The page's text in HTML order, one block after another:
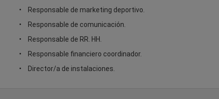
Responsable de marketing deportivo.
Responsable de comunicación.
Responsable de RR. HH.
Responsable financiero coordinador.
Director/a de instalaciones.